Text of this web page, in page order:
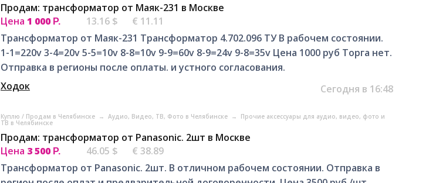
Продам: трансформатор от Маяк-231 в Москве
Цена 1 000 Р. 13.16 $
€ 11.11
Трансформатор от Маяк-231 Трансформатор 4.702.096 ТУ В рабочем состоянии.
1-1=220v 3-4=20v 5-5=10v 8-8=10v 9-9=60v 8-9=24v 9-8=35v Цена 1000 руб Торга нет.
Отправка в регионы после оплаты. и устного согласования.
Ходок
Сегодня в 16:48
Куплю / Продам в Челябинске → Аудио, Видео, ТВ, Фото в Челябинске → Прочие аксессуары для аудио, видео, фото и
ТВ в Челябинске
Продам: трансформатор от Panasonic. 2шт в Москве
Цена 3 500 Р. 46.05 $
€ 38.89
Трансформатор от Panasonic. 2шт. В отличном рабочем состоянии. Отправка в